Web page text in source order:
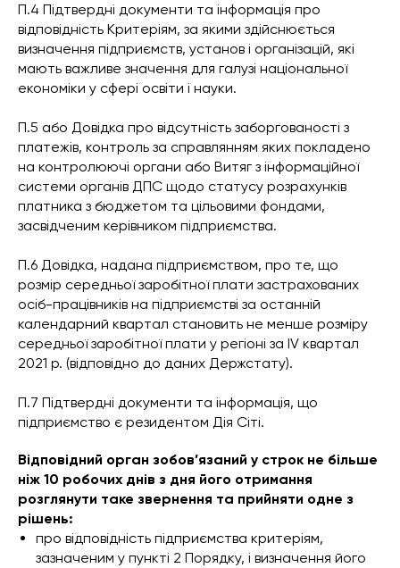
П.4 Підтвердні документи та інформація про
відповідність Критеріям, за якими здійснюється
визначення підприємств, установ і організацій, які
мають важливе значення для галузі національної
економіки у сфері освіти і науки.
П.5 або Довідка про відсутність заборгованості з
платежів, контроль за справлянням яких покладено
на контролюючі органи або Витяг з інформаційної
системи органів ДПС щодо статусу розрахунків
платника з бюджетом та цільовими фондами,
засвідченим керівником підприємства.
П.6 Довідка, надана підприємством, про те, що
розмір середньої заробітної плати застрахованих
осіб-працівників на підприємстві за останній
календарний квартал становить не менше розміру
середньої заробітної плати у регіоні за IV квартал
2021 р. (відповідно до даних Держстату).
П.7 Підтвердні документи та інформація, що
підприємство є резидентом Дія Сіті.
Відповідний орган зобов’язаний у строк не більше
ніж 10 робочих днів з дня його отримання
розглянути таке звернення та прийняти одне з
рішень:
про відповідність підприємства критеріям,
зазначеним у пункті 2 Порядку, і визначення його